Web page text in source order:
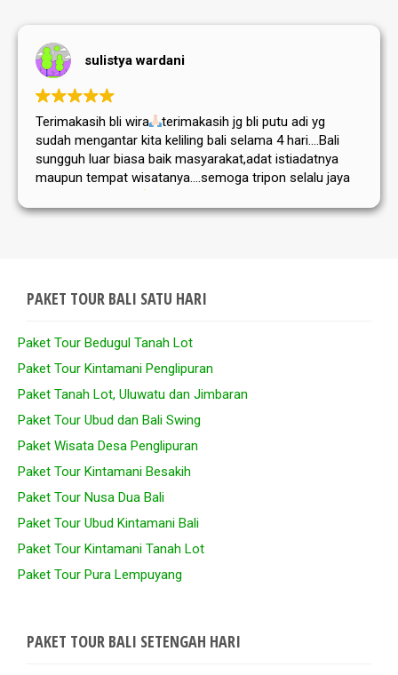
sulistya wardani
Terimakasih bli wira
terimakasih jg bli putu adi yg
sudah mengantar kita keliling bali selama 4 hari....Bali
sungguh luar biasa baik masyarakat,adat istiadatnya
maupun tempat wisatanya....semoga tripon selalu jaya
PAKET TOUR BALI SATU HARI
Paket Tour Bedugul Tanah Lot
Paket Tour Kintamani Penglipuran
Paket Tanah Lot, Uluwatu dan Jimbaran
Paket Tour Ubud dan Bali Swing
Paket Wisata Desa Penglipuran
Paket Tour Kintamani Besakih
Paket Tour Nusa Dua Bali
Paket Tour Ubud Kintamani Bali
Paket Tour Kintamani Tanah Lot
Paket Tour Pura Lempuyang
PAKET TOUR BALI SETENGAH HARI